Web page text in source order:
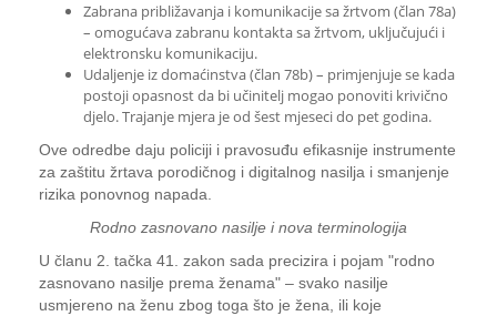
Zabrana približavanja i komunikacije sa žrtvom (član 78a)
– omogućava zabranu kontakta sa žrtvom, uključujući i
elektronsku komunikaciju.
Udaljenje iz domaćinstva (član 78b) – primjenjuje se kada
postoji opasnost da bi učinitelj mogao ponoviti krivično
djelo. Trajanje mjera je od šest mjeseci do pet godina.
Ove odredbe daju policiji i pravosuđu efikasnije instrumente
za zaštitu žrtava porodičnog i digitalnog nasilja i smanjenje
rizika ponovnog napada.
Rodno zasnovano nasilje i nova terminologija
U članu 2. tačka 41. zakon sada precizira i pojam "rodno
zasnovano nasilje prema ženama" – svako nasilje
usmjereno na ženu zbog toga što je žena, ili koje